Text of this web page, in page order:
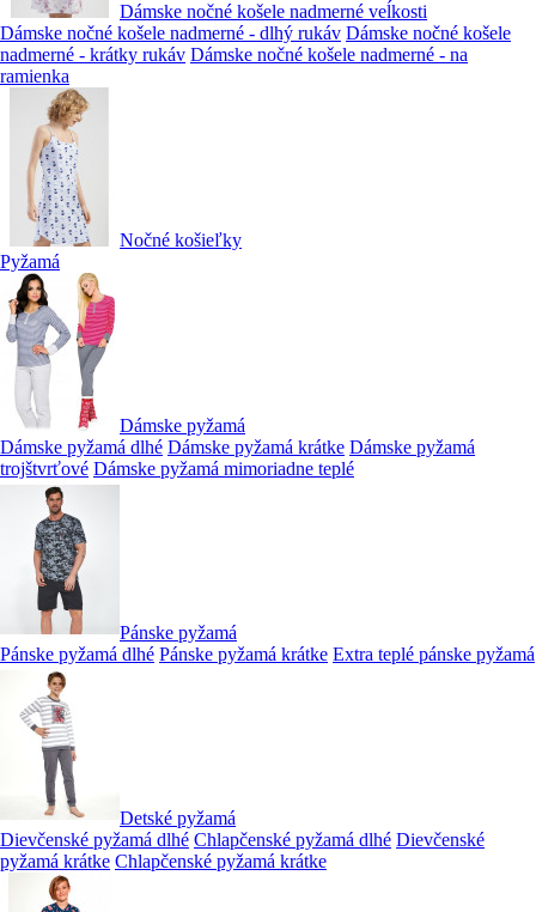
Dámske nočné košele nadmerné veĺkosti
Dámske nočné košele nadmerné - dlhý rukáv Dámske nočné košele
nadmerné - krátky rukáv Dámske nočné košele nadmerné - na
ramienka
Nočné košieľky
Pyžamá
Dámske pyžamá
Dámske pyžamá dlhé Dámske pyžamá krátke Dámske pyžamá
trojštvrťové Dámske pyžamá mimoriadne teplé
Pánske pyžamá
Pánske pyžamá dlhé Pánske pyžamá krátke Extra teplé pánske pyžamá
Detské pyžamá
Dievčenské pyžamá dlhé Chlapčenské pyžamá dlhé Dievčenské
pyžamá krátke Chlapčenské pyžamá krátke